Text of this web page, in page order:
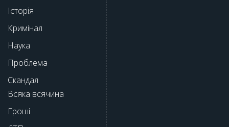
Історія
Кримінал
Наука
Проблема
Скандал
Всяка всячина
Гроші